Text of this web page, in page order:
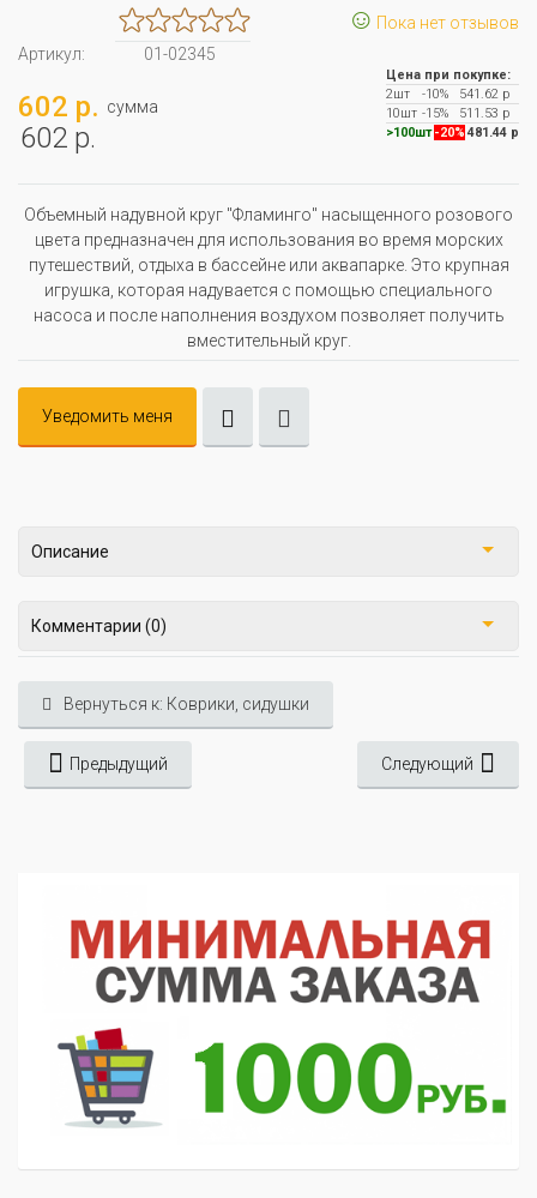
☺ Пока нет отзывов
Артикул:
01-02345
602 р. сумма
602 р.
Цена при покупке:
2шт
-10%
541.62 р
10шт -15%
511.53 р
>100шт -20% 481.44 р
Объемный надувной круг "Фламинго" насыщенного розового
цвета предназначен для использования во время морских
путешествий, отдыха в бассейне или аквапарке. Это крупная
игрушка, которая надувается с помощью специального
насоса и после наполнения воздухом позволяет получить
вместительный круг.
Уведомить меня
Описание
Комментарии (0)
Вернуться к: Коврики, сидушки
Предыдущий Следующий